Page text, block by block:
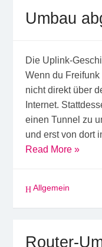
Umbau
Die Uplink-
Wenn du
nicht direkt über
Internet.
einen Tunnel zu
und erst von dort
Read More »
Allgemein
Router-